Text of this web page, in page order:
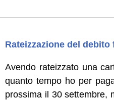
Rateizzazione del
Avendo rateizzato una
quanto tempo ho per
prossima il 30 settembre,